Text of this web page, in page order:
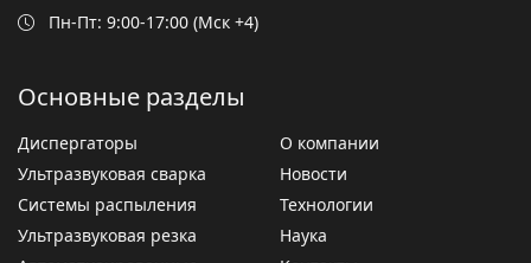
Пн-Пт: 9:00-17:00 (Мск +4)
Основные разделы
Диспергаторы
Ультразвуковая сварка
Системы распыления
Ультразвуковая резка
О компании
Новости
Технологии
Наука